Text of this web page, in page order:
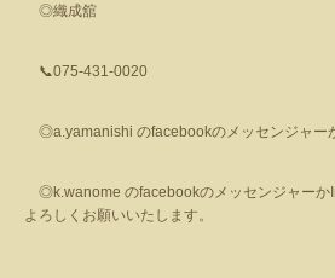
◎織成舘
📞075-431-0020
◎a.yamanishi のfacebookのメッセンジャー
◎k.wanome のfacebookのメッセンジャーか
よろしくお願いいたします。